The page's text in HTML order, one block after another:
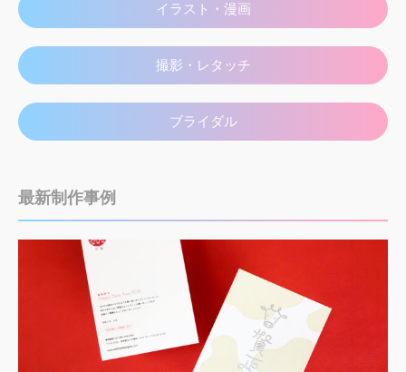
イラスト・漫画
撮影・レタッチ
ブライダル
最新制作事例